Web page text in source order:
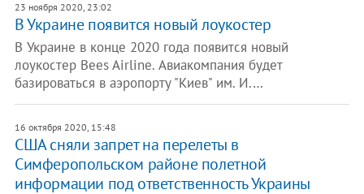
23 ноября 2020, 23:02
В Украине появится новый лоукостер
В Украине в конце 2020 года появится новый
лоукостер Bees Airline. Авиакомпания будет
базироваться в аэропорту "Киев" им. И.…
16 октября 2020, 15:48
США сняли запрет на перелеты в
Симферопольском районе полетной
информации под ответственность Украины